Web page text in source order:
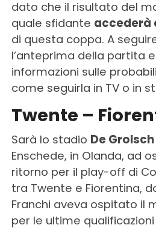
dato che il risultato del
quale sfidante accederà
di questa coppa. A
l’anteprima della partita
informazioni sulle
come seguirla in TV o in
Twente –
Sarà lo stadio De
Enschede, in Olanda, ad
ritorno per il play-off di
tra Twente e Fiorentina,
Franchi aveva ospitato il
per le ultime